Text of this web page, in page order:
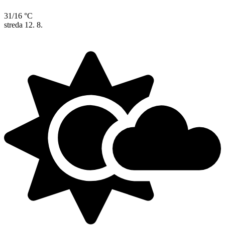
31/16 °C
streda 12. 8.